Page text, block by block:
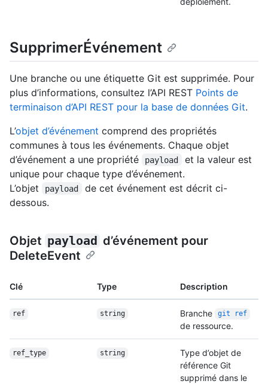
SupprimerÉvénement
Une branche ou une étiquette Git est supprimée. Pour
plus d’informations, consultez l’API REST Points de
terminaison d’API REST pour la base de données Git.
L’objet d’événement comprend des propriétés
communes à tous les événements. Chaque objet
d’événement a une propriété
payload
et la valeur est
unique pour chaque type d’événement.
L’objet
payload
de cet événement est décrit ci-
dessous.
Objet payload d’événement pour
DeleteEvent
Clé Type Description
ref string Branche git ref
de ressource.
ref_type string
Type d’objet de
référence Git
supprimé dans le